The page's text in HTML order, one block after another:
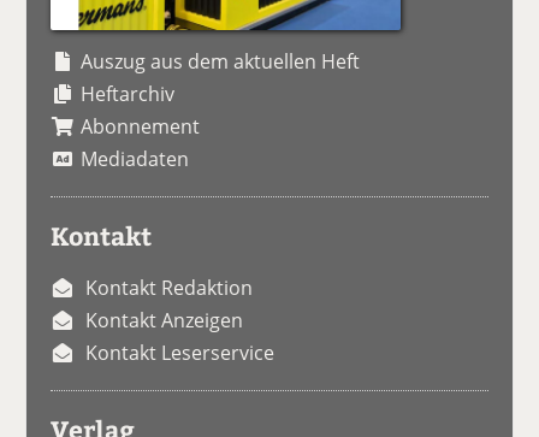
Auszug aus dem aktuellen Heft
Heftarchiv
Abonnement
Mediadaten
Kontakt
Kontakt Redaktion
Kontakt Anzeigen
Kontakt Leserservice
Verlag